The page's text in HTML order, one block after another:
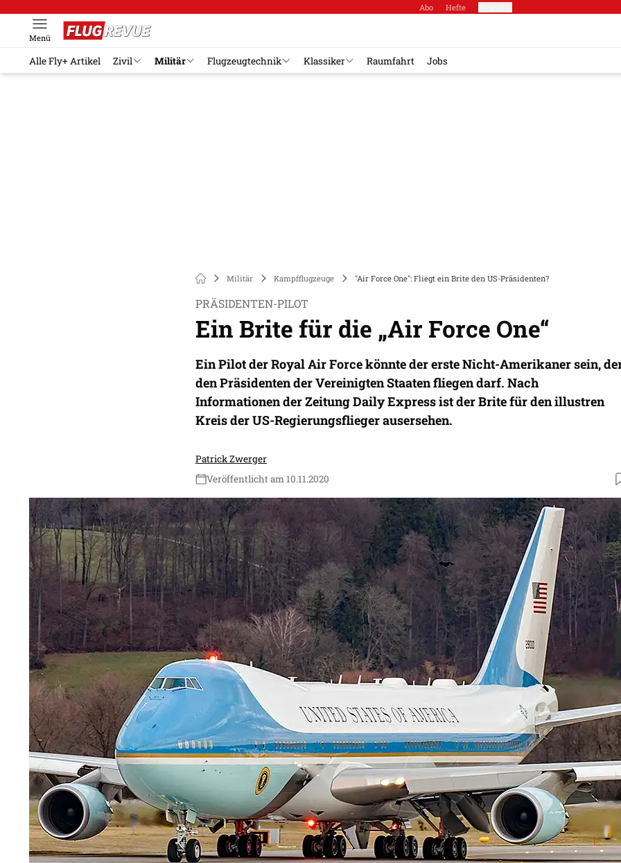
Abo Hefte
Menü
Alle Fly+ Artikel Zivil Militär Flugzeugtechnik Klassiker Raumfahrt Jobs
Militär Kampfflugzeuge "Air Force One": Fliegt ein Brite den US-Präsidenten?
PRÄSIDENTEN-PILOT
Ein Brite für die „Air Force One“
Ein Pilot der Royal Air Force könnte der erste Nicht-Amerikaner sein,
den Präsidenten der Vereinigten Staaten fliegen darf. Nach
Informationen der Zeitung Daily Express ist der Brite für den illustren
Kreis der US-Regierungsflieger ausersehen.
Patrick Zwerger
Veröffentlicht am 10.11.2020